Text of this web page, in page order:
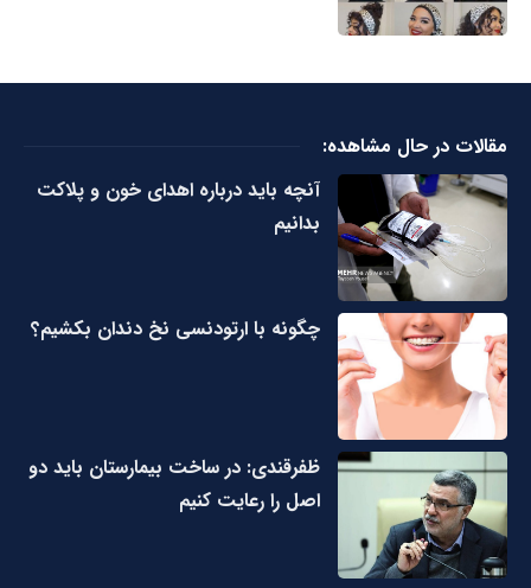
مقالات در حال مشاهده:
آنچه باید درباره اهدای خون و پلاکت
بدانیم
چگونه با ارتودنسی نخ دندان بکشیم؟
ظفرقندی: در ساخت بیمارستان باید دو
اصل را رعایت کنیم